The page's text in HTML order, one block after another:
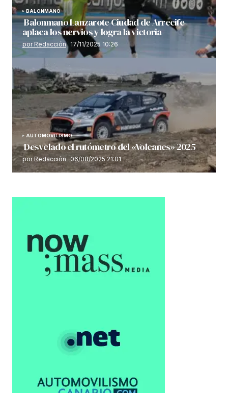
BALONMANO
Balonmano Lanzarote Ciudad de Arrecife
aplaca los nervios y logra la victoria
por Redacción 17/11/2025 10:26
AUTOMOVILISMO
Desvelado el rutómetro del «Volcanes» 2025
por Redacción 06/08/2025 21:01